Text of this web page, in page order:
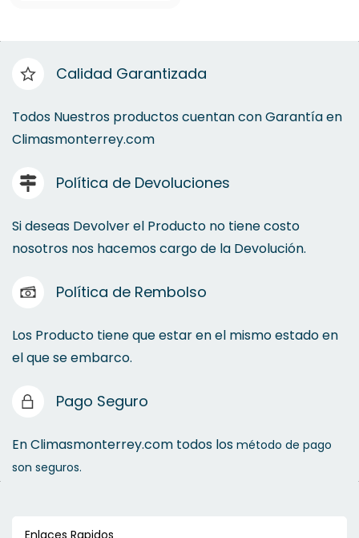
Calidad Garantizada
Todos Nuestros productos cuentan con Garantía en
Climasmonterrey.com
Política de Devoluciones
Si deseas Devolver el Producto no tiene costo
nosotros nos hacemos cargo de la Devolución.
Política de Rembolso
Los Producto tiene que estar en el mismo estado en
el que se embarco.
Pago Seguro
En Climasmonterrey.com todos los método de pago
son seguros.